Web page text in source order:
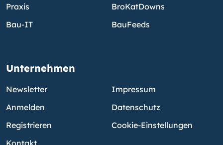
Praxis
Bau-IT
BroKatDowns
BauFeeds
Unternehmen
Newsletter
Anmelden
Registrieren
Kontakt
Impressum
Datenschutz
Cookie-Einstellungen